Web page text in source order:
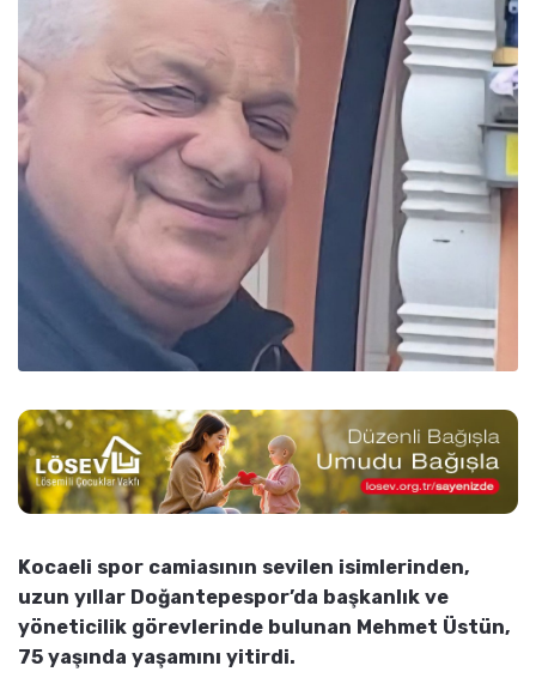
Kocaeli spor camiasının sevilen isimlerinden,
uzun yıllar Doğantepespor’da başkanlık ve
yöneticilik görevlerinde bulunan Mehmet Üstün,
75 yaşında yaşamını yitirdi.